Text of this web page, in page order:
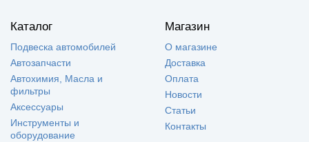
Каталог
Подвеска автомобилей
Автозапчасти
Автохимия, Масла и
фильтры
Аксессуары
Инструменты и
оборудование
Магазин
О магазине
Доставка
Оплата
Новости
Статьи
Контакты